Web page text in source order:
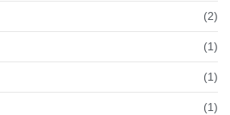
(2)
(1)
(1)
(1)